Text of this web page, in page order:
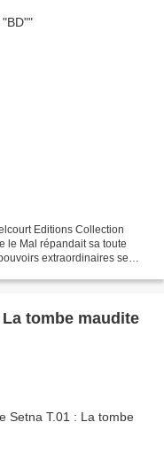
Editions Collection
le Mal répandait sa toute
extraordinaires se
tombe maudite